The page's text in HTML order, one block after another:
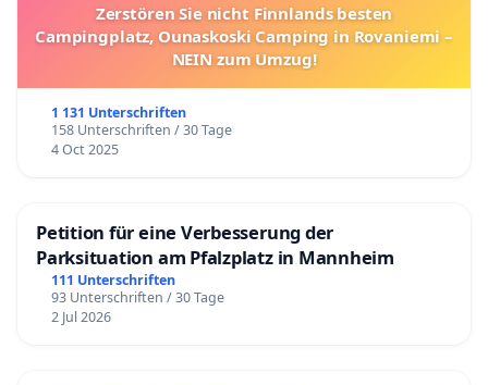
Zerstören Sie nicht Finnlands besten
Campingplatz, Ounaskoski Camping in Rovaniemi –
NEIN zum Umzug!
1 131 Unterschriften
158 Unterschriften / 30 Tage
4 Oct 2025
Petition für eine Verbesserung der
Parksituation am Pfalzplatz in Mannheim
111 Unterschriften
93 Unterschriften / 30 Tage
2 Jul 2026